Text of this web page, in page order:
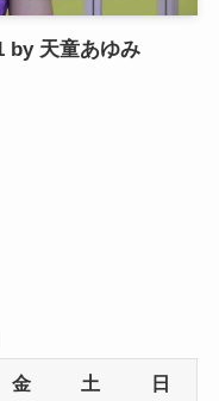
by 天童あゆみ
金 土 日